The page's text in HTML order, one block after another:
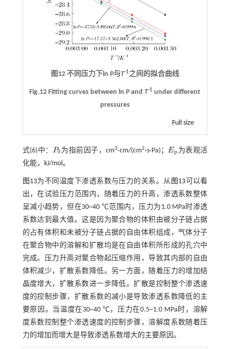
图12 不同压力下ln P与T-1之间的拟合曲线
Fig.12 Fitting curves between lnPandT-1 under different
pressures
Full size
式(6)中： P0
P0 为指前因子，cm3·cm/(cm2·s·Pa)；Ep
Ep 为表观活
化能，kJ/mol。
图13为不同温度下渗透系数与压力的关系。从 图13 可以看
出，在试验压力范围内，随着压力的升高，渗透系数整体
呈减小趋势，但在30~40 ℃范围内，压力为1.0 MPa时渗透
系数达到最大值。这是因为聚合物的体积由被分子链占据
的占有体积和未被分子链占据的自由体积组成，气体分子
在聚合物中的溶解和扩散均是在自由体积所形成的孔穴中
完成。压力升高对聚合物起压缩作用，导致其内部的自由
体积减少，扩散系数降低。另一方面，随着压力的增加结
晶度增大，扩散系数进一步降低。扩散是控制整个渗透速
度的控制步骤，扩散系数的减小是导致渗透系数降低的主
要原因。当温度在30~40 ℃，压力在0.5~1.0 MPa时，溶解
度系数控制整个渗透速度的控制步骤，溶解度系数随着压
力的增加而增大是导致渗透系数增大的主要原因。